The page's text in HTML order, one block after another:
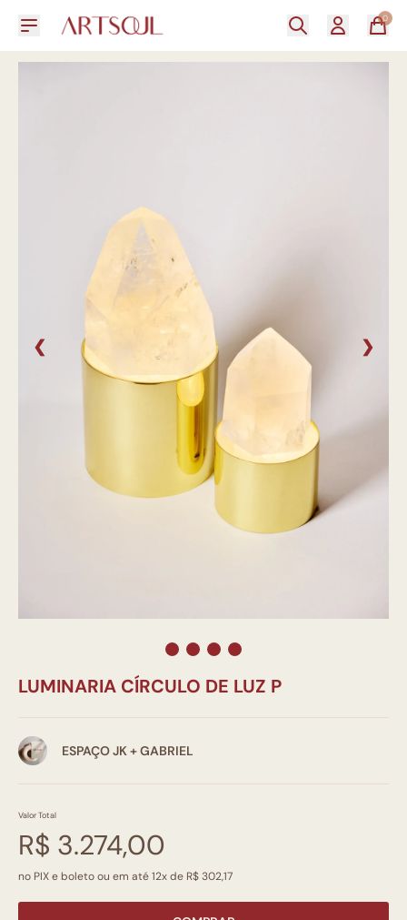
0
❮ ❯
LUMINARIA CÍRCULO DE LUZ P
ESPAÇO JK + GABRIEL
Valor Total
R$ 3.274,00
no PIX e boleto ou em até 12x de R$ 302,17